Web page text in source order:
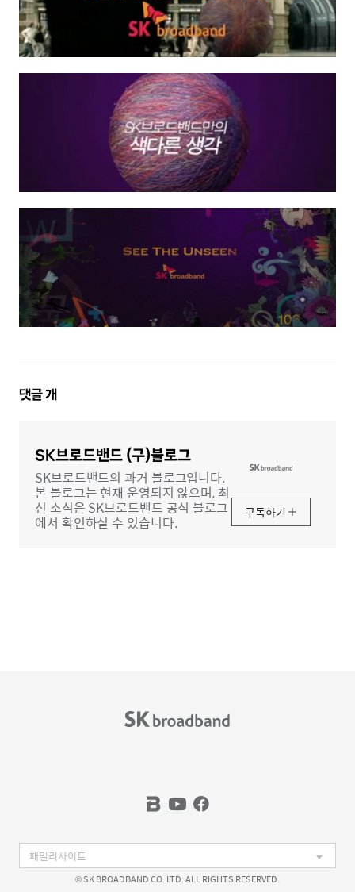
댓
댓글개
SK브로드밴드 (구)블로그
SK브로드밴드의 과거 블로그입니다.
본 블로그는 현재 운영되지 않으며, 최
신 소식은 SK브로드밴드 공식 블로그
에서 확인하실 수 있습니다.
구독하기
© SK BROADBAND CO. LTD. ALL RIGHTS RESERVED.